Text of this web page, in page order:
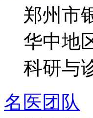
郑州市
华中地
科研与
名医团队